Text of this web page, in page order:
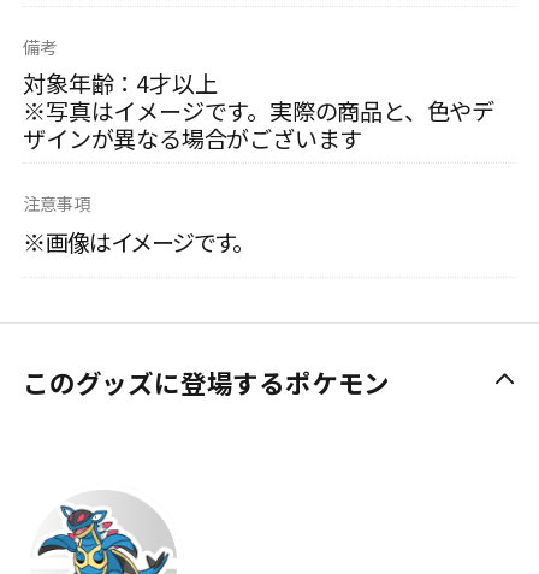
備考
対象年齢：4才以上
※写真はイメージです。実際の商品と、色やデ
ザインが異なる場合がございます
注意事項
※画像はイメージです。
このグッズに登場するポケモン